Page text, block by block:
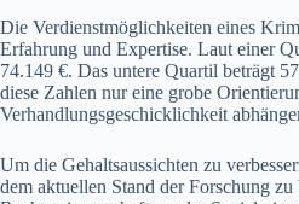
Die Verdienstmöglichkeiten eines
Erfahrung und Expertise. Laut einer
74.149 €. Das untere Quartil beträgt
diese Zahlen nur eine grobe
Verhandlungsgeschicklichkeit
Um die Gehaltsaussichten zu
dem aktuellen Stand der Forschung